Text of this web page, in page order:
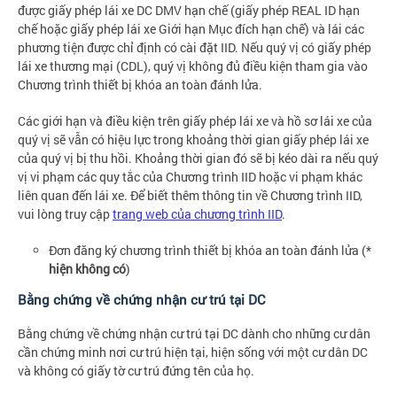
được giấy phép lái xe DC DMV hạn chế (giấy phép REAL ID hạn
chế hoặc giấy phép lái xe Giới hạn Mục đích hạn chế) và lái các
phương tiện được chỉ định có cài đặt IID. Nếu quý vị có giấy phép
lái xe thương mại (CDL), quý vị không đủ điều kiện tham gia vào
Chương trình thiết bị khóa an toàn đánh lửa.
Các giới hạn và điều kiện trên giấy phép lái xe và hồ sơ lái xe của
quý vị sẽ vẫn có hiệu lực trong khoảng thời gian giấy phép lái xe
của quý vị bị thu hồi. Khoảng thời gian đó sẽ bị kéo dài ra nếu quý
vị vi phạm các quy tắc của Chương trình IID hoặc vi phạm khác
liên quan đến lái xe. Để biết thêm thông tin về Chương trình IID,
vui lòng truy cậptrang web của chương trình IID.
Đơn đăng ký chương trình thiết bị khóa an toàn đánh lửa (*
hiện không có)
Bằng chứng về chứng nhận cư trú tại DC
Bằng chứng về chứng nhận cư trú tại DC dành cho những cư dân
cần chứng minh nơi cư trú hiện tại, hiện sống với một cư dân DC
và không có giấy tờ cư trú đứng tên của họ.